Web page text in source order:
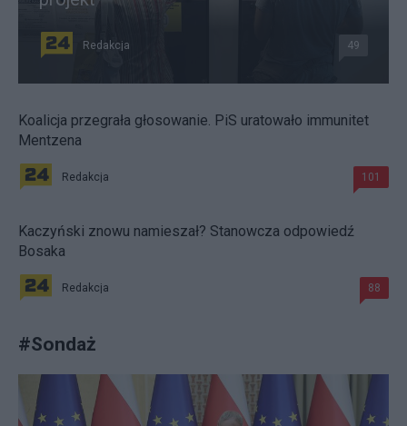
Redakcja 49
Koalicja przegrała głosowanie. PiS uratowało immunitet
Mentzena
Redakcja 101
Kaczyński znowu namieszał? Stanowcza odpowiedź
Bosaka
Redakcja 88
#Sondaż